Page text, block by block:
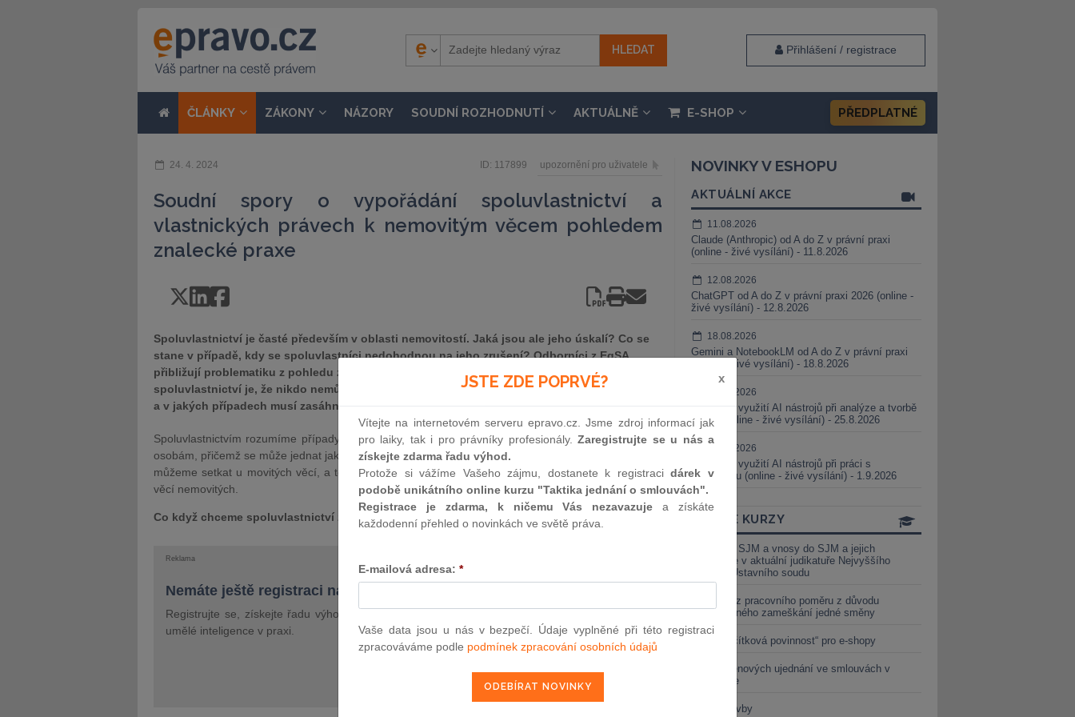
Přihlášení / registrace
ČLÁNKY ZÁKONY NÁZORY SOUDNÍ ROZHODNUTÍ AKTUÁLNĚ E-SHOP PŘEDPLATNÉ
24. 4. 2024 ID: 117899 upozornění pro uživatele
Soudní spory o vypořádání spoluvlastnictví a
vlastnických právech k nemovitým věcem pohledem
znalecké praxe
Spoluvlastnictví je časté především v oblasti nemovitostí. Jaká jsou ale jeho úskalí? Co se
stane v případě, kdy se spoluvlastníci nedohodnou na jeho zrušení? Odborníci z EqSA
přibližují problematiku z pohledu znalecké praxe. Jednou ze základních zákonných úprav
spoluvlastnictví je, že nikdo nemůže být nucen v něm setrvat. Kdy je zrušení bezproblémové
a v jakých případech musí zasáhnout soud?
Spoluvlastnictvím rozumíme případy, kdy k předmětné věci náleží vlastnické právo alespoň dvěma
osobám, přičemž se může jednat jak o osoby fyzické, tak o osoby právnické. Se spoluvlastnictvím se
můžeme setkat u movitých věcí, a to hmotných i nehmotných, nicméně nejčastěji jej pozorujeme u
věcí nemovitých.
Co když chceme spoluvlastnictví zrušit?
Reklama
Nemáte ještě registraci na epravo.cz?
Registrujte se, získejte řadu výhod a jako dárek Vám zašleme aktuální online kurz na využití
umělé inteligence v praxi.
NOVINKY V ESHOPU
AKTUÁLNÍ AKCE
11.08.2026
Claude (Anthropic) od A do Z v právní praxi
(online - živé vysílání) - 11.8.2026
12.08.2026
ChatGPT od A do Z v právní praxi 2026 (online -
živé vysílání) - 12.8.2026
18.08.2026
Gemini a NotebookLM od A do Z v právní praxi
(online - živé vysílání) - 18.8.2026
25.08.2026
Praktické využití AI nástrojů při analýze a tvorbě
smluv (online - živé vysílání) - 25.8.2026
01.09.2026
Praktické využití AI nástrojů při práci s
judikaturou (online - živé vysílání) - 1.9.2026
ONLINE KURZY
Vnosy ze SJM a vnosy do SJM a jejich
valorizace v aktuální judikatuře Nejvyššího
soudu a Ústavního soudu
Výpověď z pracovního poměru z důvodu
neomluveného zameškání jedné směny
Nová „tlačítková povinnost“ pro e-shopy
Změna cenových ujednání ve smlouvách v
energetice
Černé stavby
JSTE ZDE POPRVÉ? x
Vítejte na internetovém serveru epravo.cz. Jsme zdroj informací jak
pro laiky, tak i pro právníky profesionály.Zaregistrujte se u nás a
získejte zdarma řadu výhod.
Protože si vážíme Vašeho zájmu, dostanete k registracidárek v
podobě unikátního online kurzu "Taktika jednání o smlouvách".
Registrace je zdarma, k ničemu Vás nezavazuje a získáte
každodenní přehled o novinkách ve světě práva.
E-mailová adresa: *
Vaše data jsou u nás v bezpečí. Údaje vyplněné při této registraci
zpracováváme podle podmínek zpracování osobních údajů